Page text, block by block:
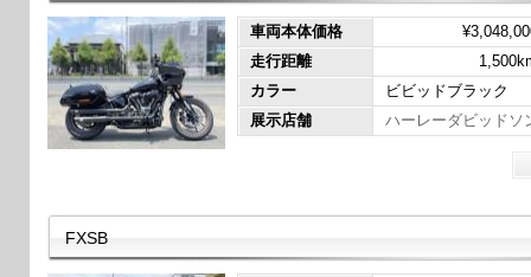
車両本体価格
走行距離
カラー
ビビッドブラック
展示店舗
ハーレーダビッドソ
FXSB